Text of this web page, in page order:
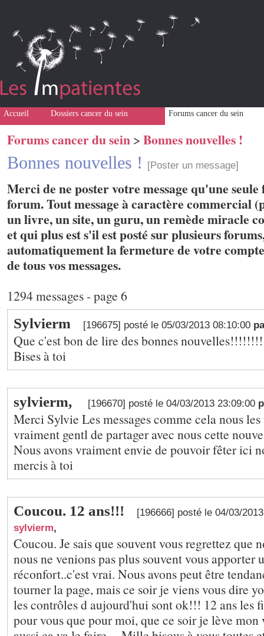
Accueil Dossiers cancer du sein Forums cancer du sein
Forums cancer du sein > Bonnes nouvelles !
Bonnes nouvelles ! [Poster un message]
Merci de ne poster votre message qu'une seule
forum. Tout message à caractère commercial
un livre, un site, un guru, un remède miracle
et qui plus est s'il est posté sur plusieurs
automatiquement la fermeture de votre
de tous vos messages.
1294 messages - page 6
Sylvierm [196675] posté le 05/03/2013 08:10:00
Que c'est bon de lire des bonnes
Bises à toi
sylvierm, [196670] posté le 04/03/2013 23:09:00
Merci Sylvie Les messages comme cela nous
vraiment gentl de partager avec nous cette
Nous avons vraiment envie de pouvoir fêter ici
mercis à toi
Coucou. 12 ans!!!
[196666] posté le 04/03/
sylvierm,
Coucou. Je sais que souvent vous regrettez que
nous ne venions pas plus souvent vous apporter
réconfort..c'est vrai. Nous avons peut être
tourner la page, mais ce soir je viens vous dire
les contrôles d aujourd'hui sont ok!!! 12 ans les
pour vous que pour moi, que ce soir je lève